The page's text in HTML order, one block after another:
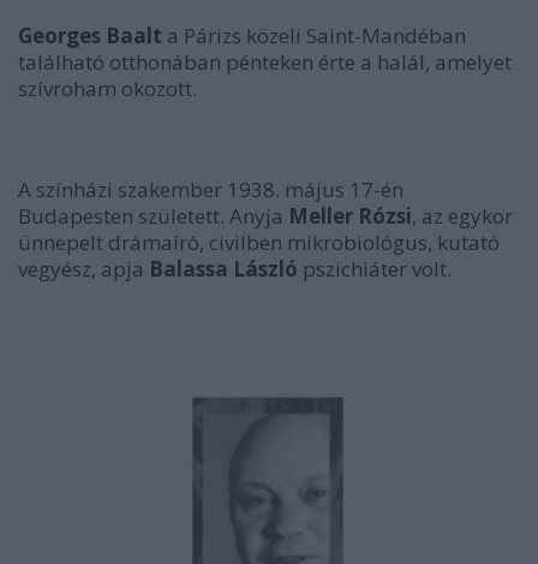
Georges Baalt a Párizs közeli Saint-Mandéban
található otthonában pénteken érte a halál, amelyet
szívroham okozott.
A színházi szakember 1938. május 17-én
Budapesten született. Anyja Meller Rózsi, az egykor
ünnepelt drámaíró, civilben mikrobiológus, kutató
vegyész, apja Balassa László pszichiáter volt.